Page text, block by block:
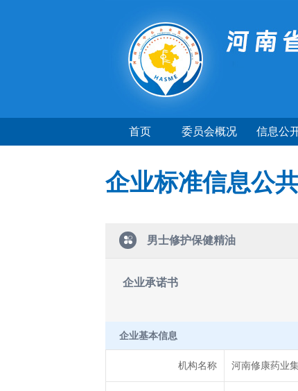
首页 委员会概况 信息公
企业标准信息公
男士修护保健精油
企业承诺书
企业基本信息
机构名称 河南修康药业